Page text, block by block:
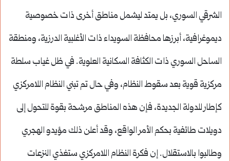
الشرقي السوري، بل يمتد ليشمل مناطق أخرى ذات خصوصية
ديموغرافية، أبرزها محافظة السويداء ذات الأغلبية الدرزية، ومنطقة
الساحل السوري ذات الكثافة السكانية العلوية. في ظل غياب سلطة
مركزية قوية بعد سقوط النظام، وفي حال تم تبني النظام اللامركزي
كإطار للدولة الجديدة، فإن هذه المناطق مرشحة بقوة للتحول إلى
دويلات طائفية بحكم الأمر الواقع، وقد أعلن ذلك مؤيدو الهجري
وطالبوا بالاستقلال. إن فكرة النظام اللامركزي ستغذي النزعات